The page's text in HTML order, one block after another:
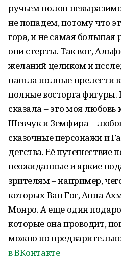
ручьем полон
не попадем, потому что
гора, и не самая большая
они стерты. Так вот,
желаний целиком и
нашла полные прелести
полные восторга фигуры.
сказала – это моя
Шевчук и Земфира –
сказочные персонажи и
детства. Её путешествие
неожиданные и яркие
зрителям – например,
которых Ван Гог, Анна
Монро. А еще один
которые она проводит,
можно по
в ВКонтакте